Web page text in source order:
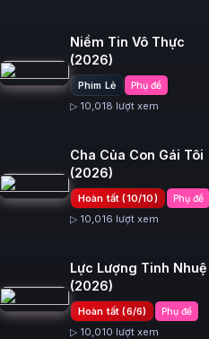
Niềm Tin Vô Thực
(2026)
Phim Lẻ Phụ đề
▷ 10,018 lượt xem
Cha Của Con Gái Tôi
(2026)
Hoàn tất (10/10) Phụ đề
▷ 10,016 lượt xem
Lực Lượng Tinh Nhuệ
(2026)
Hoàn tất (6/6) Phụ đề
▷ 10,010 lượt xem